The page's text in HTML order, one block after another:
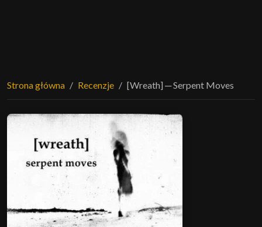
Strona główna Recenzje [Wreath] ─ Serpent Moves